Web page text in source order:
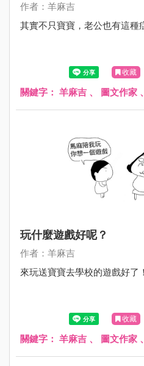
作者：羊麻吉
其實不只寶寶，老公也有這種症
收藏
關鍵字： 羊麻吉 、 圖文作家
玩什麼遊戲好呢？
作者：羊麻吉
來玩送寶寶去學校的遊戲好了！
收藏
關鍵字： 羊麻吉 、 圖文作家